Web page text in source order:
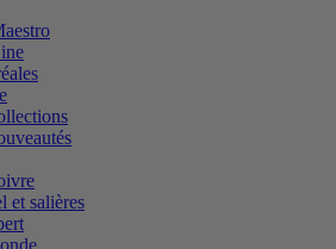
et salières